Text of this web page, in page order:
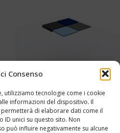
Consenso
utilizziamo tecnologie come i cookie
informazioni del dispositivo. Il
di elaborare dati come il
ID unici su questo sito. Non
può influire negativamente su alcune
Pannelli soffitto Cod.0518
Aggiungi al preventivo